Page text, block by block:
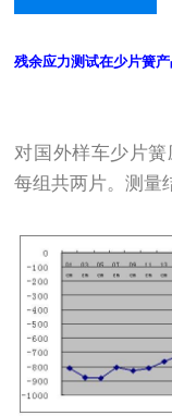
残余应力测试在少片簧
对国外样车少片簧
每组共两片。测量